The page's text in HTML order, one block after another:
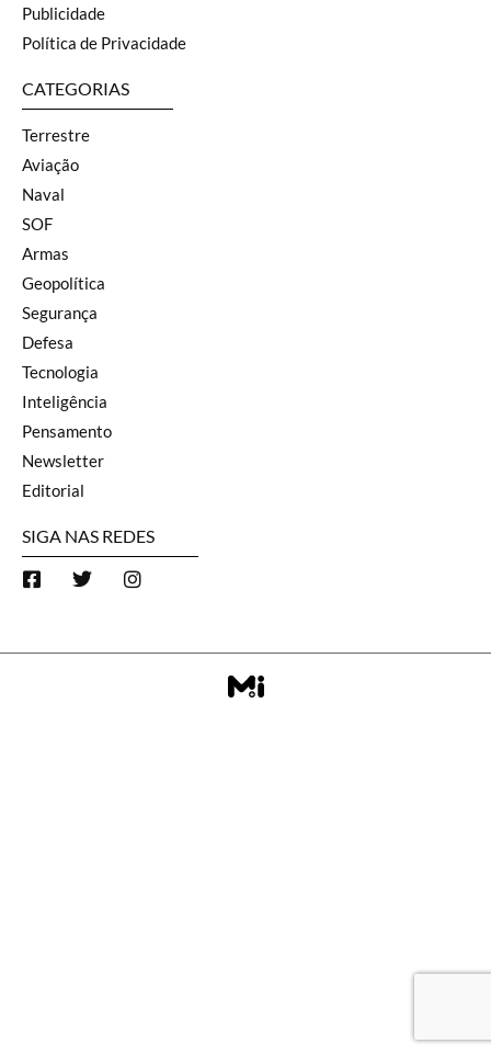
Publicidade
Política de Privacidade
CATEGORIAS
Terrestre
Aviação
Naval
SOF
Armas
Geopolítica
Segurança
Defesa
Tecnologia
Inteligência
Pensamento
Newsletter
Editorial
SIGA NAS REDES